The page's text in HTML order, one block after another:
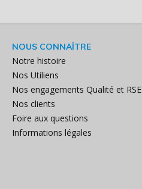
NOUS CONNAÎTRE
Notre histoire
Nos Utiliens
Nos engagements Qualité et RSE
Nos clients
Foire aux questions
Informations légales